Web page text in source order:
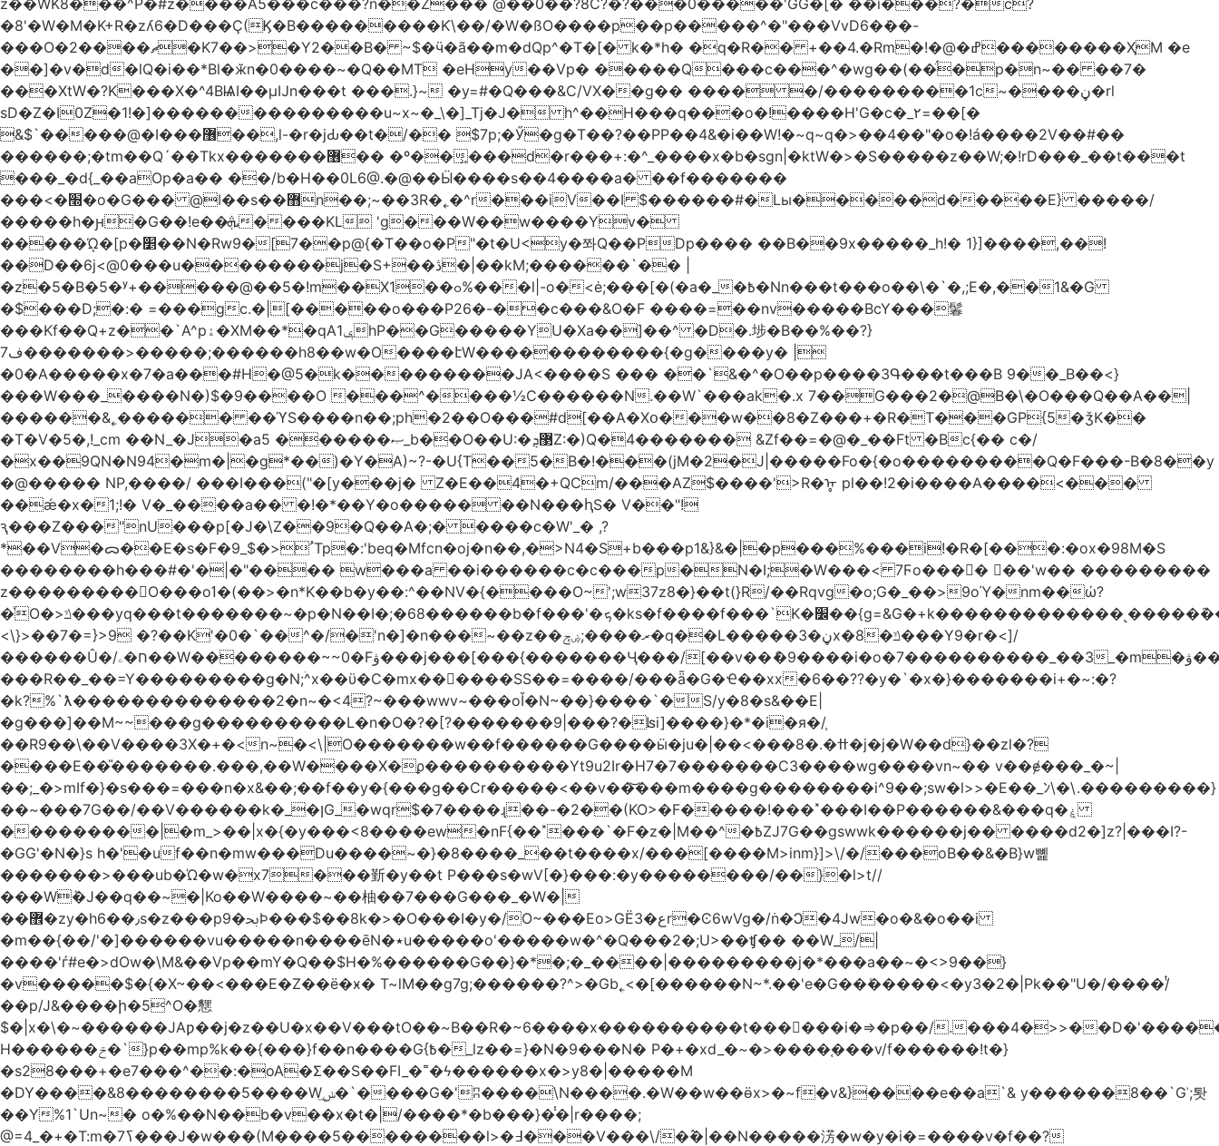
z��WK8���^P�#z����A5���c���?n��Z��� @��0��?8C?�?���0�����'GG�[� ��ǐ���?�ċ?
�8'�W�M�K+R�zʎ6�D���Ç(Ϗ�B���������Ƙ\��/�W�ßO����p��p�����^�"���VvD6�݁��-
���O�2����ޗ�K7��>�Y2��B� ~$�ӵ�ã��m�dQp^�T�[� k�*h� �q�R�� +��4.�Rm�!�@�ߝ��������ҲM �e
̎��]�v�d�lQ�i��*Bl�ӂn�0����~�Q��MT �eHy��Vp� �����Q���c���^�wg��(��̈́�p�n~�� ��7�
���XtW�?K���X�^4BѨI��μĲn���t ���.}~ �y=#�Q���&C/VX��g�� ���� �/���������1c~����ڼ�rl
sD�Z�I0Z�1!�]���������������u~x~�_\�]_Tj�J� h^��H���q���o�!����H'G�c�_٢=��[�
&$`�����@�Ӏ���޶��,l-�r�jԂ��t�/�� $7p;�Ӳ�g�T��?��PP��4&�i��W!�~q~q�>��4��"�o�!á����2V��#��
������;�tm��Q´��Tkx�������޶�� �º��͖���d�r���+:�^_����x�b�sgn|�ktW�>�S�����z��W;�!rD���_��t���t
���_�d{_��aOp�a�� ��/b�H��0L6@.�@��Ӹ����s��4����a� ��f�������
���<�׭�o�G��� @ǀ��s��޻n��;~��3R�˿�^r���iV��I $������#�Lы�����d�����E} �����/
�����h�ԩ�G��!e��ܞ����KL 'g���W��w����Yv�
�����ᾨ�[p�׵��N�Rw9�[7��p@{�T��o�P"�t�U<y�쫘Q��PDp���� ��B��9x�����_h!� 1}]����,��!
��D��6j<@0���u��������j�S+��ڎ�|��kM;������`�� |
�z�5�B�5�ʸ+�����@��5�!m��X1��ߋ%���l|-o�<ė;���[�(�a�_�߿�Nn���t���o��\�`�,;E�,��1&�G
�$���D;�:� =���gc.�|[�����ο���P26�-��c���&O�F ����=��nv�����BcY���鬊
���Kf��Q+z��`A^pۀ�XM��*�qAݷ1hP��G�����YU�Xa��]��^ �D�.埗�B��%��?}
ف7�������>�����;������h8��w�O����էW������������{�g����y� |
�0�A�����x�7�a���#H�@5�k���������JA<����S ��� ��`&�^�O��p����3Գ���t���B 9��_B��<}
���W���_����N�)$�9����O ���^����½C������N.��W`���ak�.x 7��G���2�@B�\�O���Q��A��|
������&˿������ ��ϓS����n��;ph�2��O���#d[��A�Xօ���w��8�Z���+�R�T���GP{5�ǯK��
�T�V�5�,!_cm ��N_�J�a5 ������ޞ_b��O��U:�޳ܯZ:�)Q�4������� &Zf��=�@�_��Ft �Bc{�� c�/
�x��9QN�N94�m�|�g*��)�Y�A)~?-�U{T��5�B�!���(jM�2�J|�����Fo�{�o���������Q�F���-B�8��y
�@����� NP,����/ ���I���("�[y���j� Z�E��4�+QCm/���AZ$����'>R�ᡎ pl��!2�i����A����<���
��ǽ�x�1;!� V�_����a�� �!�*��Y�o����� ��N���ԧS� V��"!
ԇ���Z���"nU���p[�J�\Z��9�Q��A�;� ����c�W'_� ,?
*��V�ᯅ��E�s�F�ﹸ<�$_9Tp�:'beq�Mfcn�oj�n��,�>N4�S+b���p1&}&�|�p���%���i!�R�[���:�ox�98M�S
��������h���#�'�|�"���� w���a ��i������c�c���p�N�I;�W���< 7Ϝo���� ��'w�� ���������
z���������O���oߗ�(��>�n*K��b�y��:^��NV�{����O~';w37z8�}��t(}R/��Rqvg�o;G�_��>9oΎ�nm��ώ?
�ͮO�>ݿ���yq���t�������~�p�N��I�;�68������b�f���'�ܟ�ks�f����f���`K�׼��{g=&G�+k�������������˻�����݇�������re6�o�^�~��=
<\}>��7�=}>9 �?��K'�0�`��^�/�'n�]�n���~��z��ރ����;ۻݼ�q��L�����3�ڼx�8�ݿ���Y9�r�<]/
������Û�/ח�ۦ��W��������~~0�Fۋ���j���[���{�������Ҷ���/[��v��ެ�9����i�o�7����������_��3_�m�ۋ����
���R��_��=Y���������g�N;ۛ^x��ϋ�C�mx������SS��=����/���ǟ�G�Ҽ��xx�6��??�y�`�x�}�������i+�~:�?
�k?%`ƛ��������������2�n~�<4?~���wwv~���oǏ�N~��}����`�S/y�8�s&��E|
�g���]��M~~���g����������L�n�O�?�[?�������9|���?�ʪi]����}�*�i�я�/֧
��R9��\��V����3X�+�<n~�<\|O�������w��f������G����ӹ�ju�|��<���8�.�ߚ�j�j�W��d}��zl�?
����E��̎�������.���,��W����X�ϼ����������Yt9u2Ir�H7�7� ������C3����wg����vn~�� v��ɇ���_�~|
��;_�>mIf�} �s���=���n�x&��;��f��y�{���g��Cr�����<��v��͝���m����g��������i^9��;sw�l>>�E��_ﾝ\�\.���������}
��~���7G��/��V������k�_�ןG_�wqr$�7����ɻ��-�2��(KO>�F�����!���˟���I��P������&���q�ۼ
���������|�m_>��|x�{�y���<8����ew�nF{��˟���`�F�z�|M��^�߿ZJ7G��gswwk������j�� ����d2�]z?|���I?-
�GG'�N�}s h�'�uf��n�mw���Du����~�}�8����_��t����x/���[����M>inm}]>\/�/���oB��&�B}w뼱
�������>���ub�Ώ�w�x7���斳�y��t P���s�wV[�}���:�y��������/��}�l>t//
���Wٝ�J��q��~�|Ko��W����~��柚��7���G���_�W�|
��޾�zy�h6��٫s�z���p9�ﲝϷ���$��8k�>�O���I�y�/O~���Eo>GË3�عr�Ͼ6wVg�/߭n�Ͻ�4Jw�o�&�o��i
�m��{��/'�]������vu�����n����ēN�٭u�����o'�����w�^�Q���2�;U>��ʧ�� ��W_/|
����'ѓ#e�>dOw�\M&��Vp��mY�Q��$H�%������G��}�*�;�_����|���������j�*���a��~�<>9��}
�v�����$�{�X~��<���E�Z��ё�ӿ� T~lM��g7g;������?^>�Gb˿<�[������N~*.��'e�G��ܺ�����<�y3�2�|Pk��"U�/����/ͭ
��p/J&����ի�5^O�㦟
$�|x�\�~������JAƿ��j�z��U�x��V���tO��~Β��R�~6����x����������t������i�=>�p��/.���4�>>�
H������ݗ�`}p��mp%k��{���}f��n����G{߿�_lz��=}�N�9���N� P�+�xd_�~�>����֚���v/f������!t�}
�s28���+�e7���^��:�oA�Σ��S��FI_�˭�ϟ������x�>y8�|�����M
�DY����&8��������5����Wݭ͟�`����G�'ʭ����\N����.�W��w��ӫx>�~f�v&}����e��a`& y������8��`Gʾ;퇏
��Y%1`Un~� o�%��N��b�v��x�t�|/����*�b���}�̾�|r����;
@=4_�+�T:m�7ߖ���J�w���(M����5��������l>�߃���V���\/�߮�|��N�����淓�w�y�i�=����v�f��?